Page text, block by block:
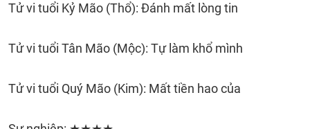
Tử vi tuổi Kỷ Mão (Thổ): Đánh mất lòng tin
Tử vi tuổi Tân Mão (Mộc): Tự làm khổ mình
Tử vi tuổi Quý Mão (Kim): Mất tiền hao của